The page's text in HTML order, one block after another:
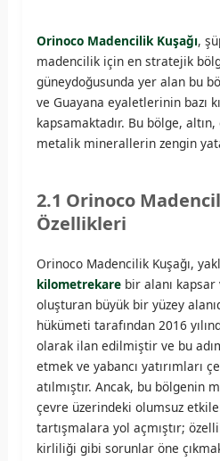
Orinoco Madencilik Kuşağı,
madencilik için en stratejik
güneydoğusunda yer alan bu
ve Guayana eyaletlerinin bazı
kapsamaktadır. Bu bölge,
metalik minerallerin zengin
2.1 Orinoco
Özellikleri
Orinoco Madencilik Kuşağı,
kilometrekarebir alanı kapsar
oluşturan büyük bir yüzey
hükümeti tarafından 2016
olarak ilan edilmiştir ve bu
etmek ve yabancı yatırımları
atılmıştır. Ancak, bu bölgenin
çevre üzerindeki olumsuz
tartışmalara yol açmıştır;
kirliliği gibi sorunlar öne